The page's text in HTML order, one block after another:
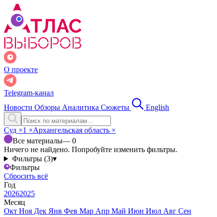
О проекте
Telegram-канал
Новости Обзоры Аналитика Сюжеты English
Суд ×1 ×Архангельская область ×
Все материалы— 0
Ничего не найдено. Попробуйте изменить фильтры.
Фильтры (3)▾
Фильтры
Сбросить всё
Год
20262025
Месяц
Окт Ноя Дек Янв Фев Мар Апр Май Июн Июл Авг Сен